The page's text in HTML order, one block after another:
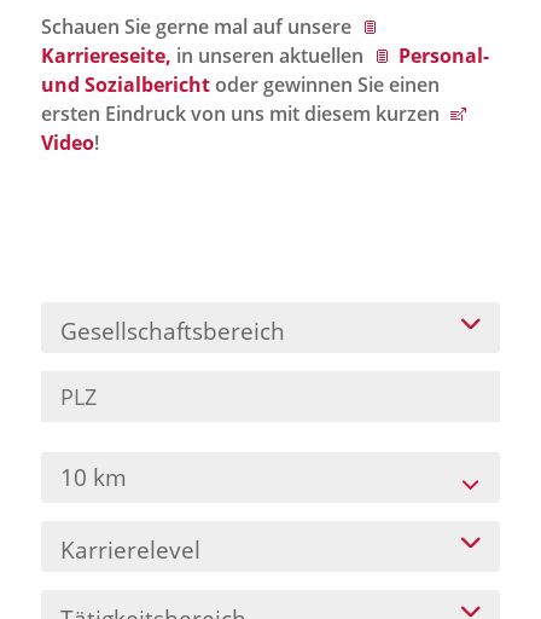
bbw als Arbeitgeber
Jobportal
Presse und Medien
Karriere
Presse
News Archiv
Schauen Sie gerne mal auf unsere
Karriereseite, in unseren aktuellen
Personal-
und Sozialberichtoder gewinnen Sie einen
ersten Eindruck von uns mit diesem kurzen
Video!
Gesellschaftsbereich
10 km
Karrierelevel